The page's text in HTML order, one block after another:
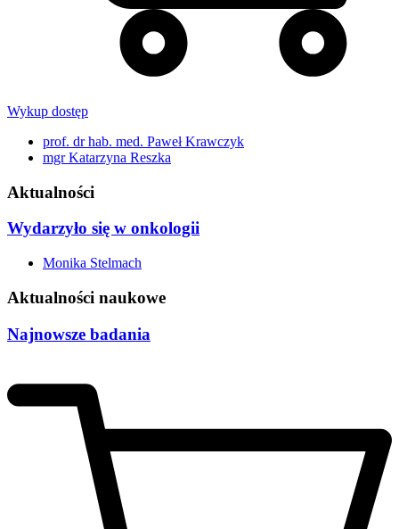
Wykup dostęp
prof. dr hab. med. Paweł Krawczyk
mgr Katarzyna Reszka
Aktualności
Wydarzyło się w onkologii
Monika Stelmach
Aktualności naukowe
Najnowsze badania